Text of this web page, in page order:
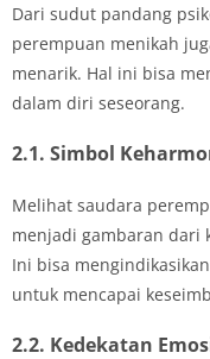
Dari sudut pandang
perempuan menikah
menarik. Hal ini bisa
dalam diri seseorang.
2.1. Simbol
Melihat saudara
menjadi gambaran dari
Ini bisa
untuk mencapai
2.2. Kedekatan